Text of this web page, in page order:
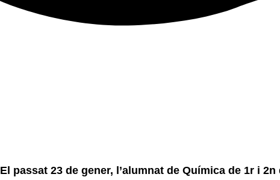
El passat 23 de gener, l’alumnat de Química de 1r i